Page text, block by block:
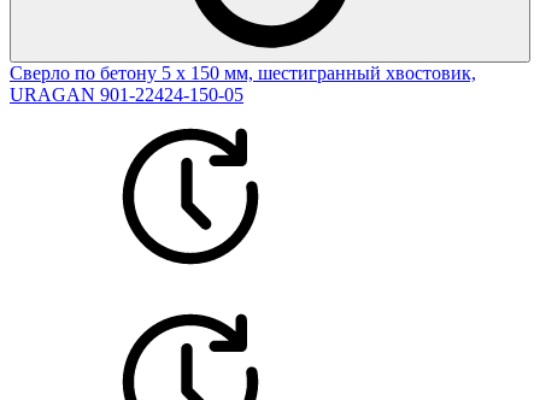
Сверло по бетону 5 х 150 мм, шестигранный хвостовик,
URAGAN 901-22424-150-05